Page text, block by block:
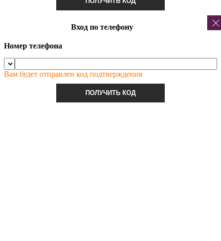
Вход по телефону
Номер телефона
Вам будет отправлен код подтверждения
ПОЛУЧИТЬ КОД